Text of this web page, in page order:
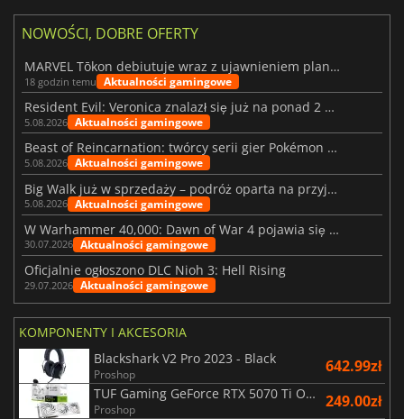
NOWOŚCI, DOBRE OFERTY
MARVEL Tōkon debiutuje wraz z ujawnieniem planu rozwoju na pierwszy rok
18 godzin temu Aktualności gamingowe
Resident Evil: Veronica znalazł się już na ponad 2 milionach list życzeń
5.08.2026 Aktualności gamingowe
Beast of Reincarnation: twórcy serii gier Pokémon wkraczają na nową ścieżkę
5.08.2026 Aktualności gamingowe
Big Walk już w sprzedaży – podróż oparta na przyjaźni
5.08.2026 Aktualności gamingowe
W Warhammer 40,000: Dawn of War 4 pojawia się frakcja Nekronów
30.07.2026 Aktualności gamingowe
Oficjalnie ogłoszono DLC Nioh 3: Hell Rising
29.07.2026 Aktualności gamingowe
KOMPONENTY I AKCESORIA
Blackshark V2 Pro 2023 - Black
Proshop 642.99zł
TUF Gaming GeForce RTX 5070 Ti OC White Edition 16GB
Proshop 249.00zł